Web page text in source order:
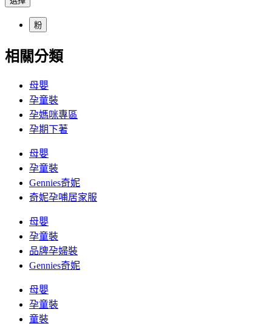
粉
相關分類
母嬰
孕童裝
孕媽咪專區
孕期下著
母嬰
孕童裝
Gennies奇妮
奇妮孕哺居家服
母嬰
孕童裝
品牌孕婦裝
Gennies奇妮
母嬰
孕童裝
童裝